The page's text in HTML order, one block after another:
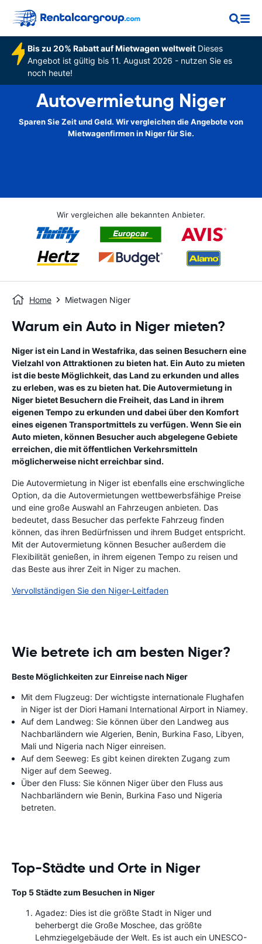
Bis zu 20% Rabatt auf Mietwagen weltweitDieses
Angebot ist gültig bis 11. August 2026 - nutzen Sie es
noch heute!
Autovermietung Niger
Sparen Sie Zeit und Geld. Wir vergleichen die Angebote von
Mietwagenfirmen in Niger für Sie.
Wir vergleichen alle bekannten Anbieter.
Home Mietwagen Niger
Warum ein Auto in Niger mieten?
Niger ist ein Land in Westafrika, das seinen Besuchern eine
Vielzahl von Attraktionen zu bieten hat. Ein Auto zu mieten
ist die beste Möglichkeit, das Land zu erkunden und alles
zu erleben, was es zu bieten hat. Die Autovermietung in
Niger bietet Besuchern die Freiheit, das Land in ihrem
eigenen Tempo zu erkunden und dabei über den Komfort
eines eigenen Transportmittels zu verfügen. Wenn Sie ein
Auto mieten, können Besucher auch abgelegene Gebiete
erreichen, die mit öffentlichen Verkehrsmitteln
möglicherweise nicht erreichbar sind.
Die Autovermietung in Niger ist ebenfalls eine erschwingliche
Option, da die Autovermietungen wettbewerbsfähige Preise
und eine große Auswahl an Fahrzeugen anbieten. Das
bedeutet, dass Besucher das perfekte Fahrzeug finden
können, das ihren Bedürfnissen und ihrem Budget entspricht.
Mit der Autovermietung können Besucher außerdem die
Flexibilität genießen, in ihrem eigenen Tempo zu reisen und
das Beste aus ihrer Zeit in Niger zu machen.
Vervollständigen Sie den Niger-Leitfaden
Wie betrete ich am besten Niger?
Beste Möglichkeiten zur Einreise nach Niger
Mit dem Flugzeug: Der wichtigste internationale Flughafen
in Niger ist der Diori Hamani International Airport in Niamey.
Auf dem Landweg: Sie können über den Landweg aus
Nachbarländern wie Algerien, Benin, Burkina Faso, Libyen,
Mali und Nigeria nach Niger einreisen.
Auf dem Seeweg: Es gibt keinen direkten Zugang zum
Niger auf dem Seeweg.
Über den Fluss: Sie können Niger über den Fluss aus
Nachbarländern wie Benin, Burkina Faso und Nigeria
betreten.
Top-Städte und Orte in Niger
Top 5 Städte zum Besuchen in Niger
Agadez: Dies ist die größte Stadt in Niger und
beherbergt die Große Moschee, das größte
Lehmziegelgebäude der Welt. Es ist auch ein UNESCO-